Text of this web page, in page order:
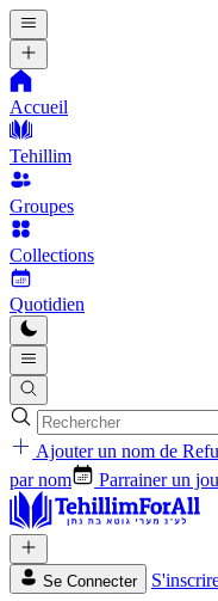
Accueil
Tehillim
Groupes
Collections
Quotidien
Ajouter un nom de
par nom
Parrainer un
Se Connecter